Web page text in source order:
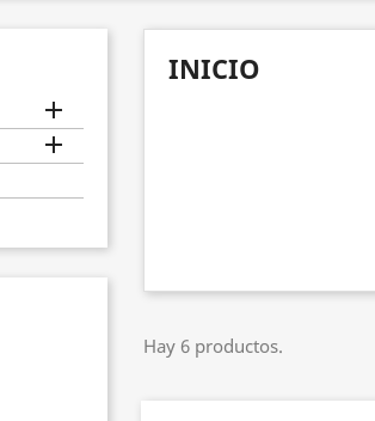


INICIO
Hay 6 productos.